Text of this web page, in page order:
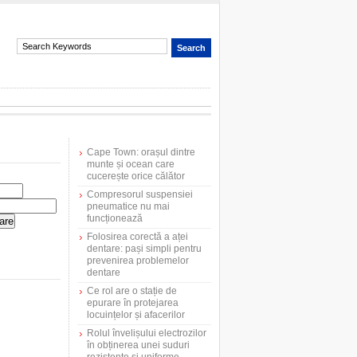
Cape Town: orașul dintre
munte și ocean care
cucerește orice călător
Compresorul suspensiei
pneumatice nu mai
funcționează
Folosirea corectă a aței
dentare: pași simpli pentru
prevenirea problemelor
dentare
Ce rol are o stație de
epurare în protejarea
locuințelor și afacerilor
Rolul învelișului electrozilor
în obținerea unei suduri